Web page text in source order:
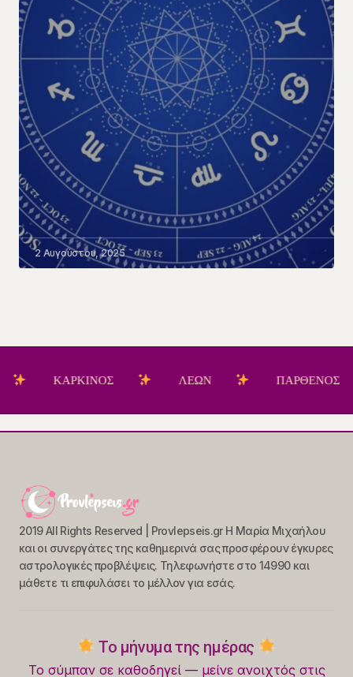
2 Αυγούστου, 2025
ΚΑΡΚΙΝΟΣ ΛΕΩΝ ΠΑΡΘΕΝΟΣ
2019 All Rights Reserved | Provlepseis.gr Η Μαρία Μιχαήλου
και οι συνεργάτες της καθημερινά σας προσφέρουν έγκυρες
αστρολογικές προβλέψεις. Τηλεφωνήστε στο 14990 και
μάθετε τι επιφυλάσει το μέλλον για εσάς.
Το μήνυμα της ημέρας
Το σύμπαν σε καθοδηγεί — μείνε ανοιχτός στις